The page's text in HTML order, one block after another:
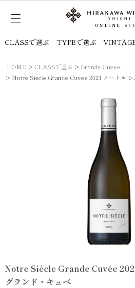
ONLINE
CLASSで選ぶ TYPEで選ぶ
HOME CLASSで選ぶ
Grande Cuvee
Notre Siecle Grande Cuvee 2023 ノートル
Notre Siècle Grande Cuvée
グランド・キュベ